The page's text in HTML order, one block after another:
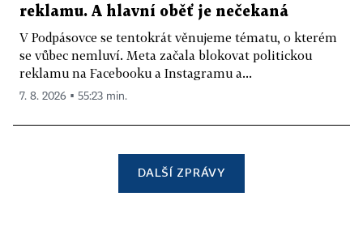
reklamu. A hlavní oběť je nečekaná
V Podpásovce se tentokrát věnujeme tématu, o kterém
se vůbec nemluví. Meta začala blokovat politickou
reklamu na Facebooku a Instagramu a...
7. 8. 2026 ▪ 55:23 min.
DALŠÍ ZPRÁVY